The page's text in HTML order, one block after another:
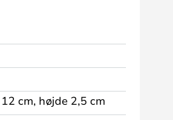
cm, højde 2,5 cm